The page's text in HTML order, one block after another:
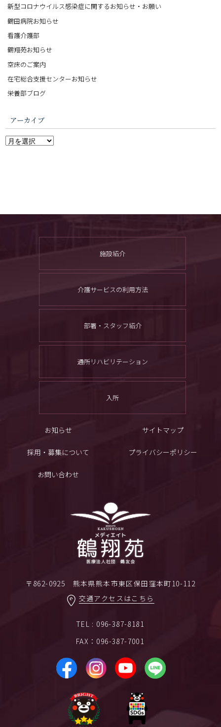
新型コロナウイルス感染症に関するお知らせ・お願い
鶴田病院お知らせ
看護介護部
鶴翔苑お知らせ
空床のご案内
在宅総合支援センターお知らせ
栄養部ブログ
アーカイブ
〒862-0925 熊本県熊本市東区保田窪本町10-112
交通アクセスはこちら
TEL : 096-387-8181
FAX：096-387-7001
施設紹介
介護サービスの利用方法
部署・スタッフ紹介
通所リハビリテーション
入所
お知らせ サイトマップ
採用・募集について プライバシーポリシー
お問い合わせ